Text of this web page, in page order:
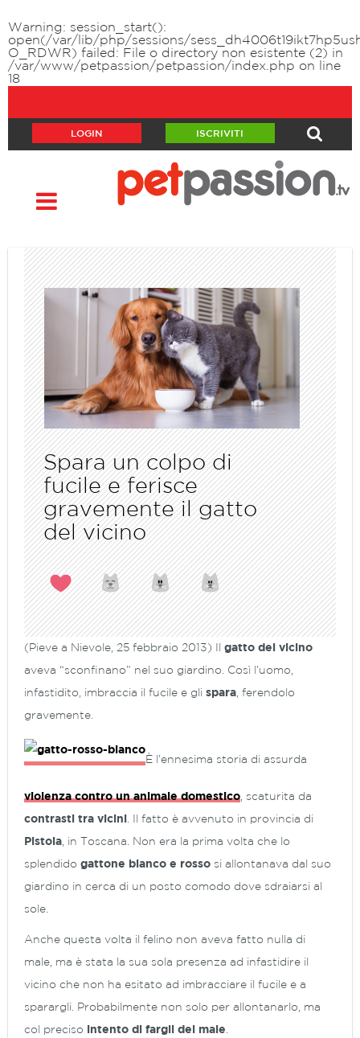
Warning : session_start():
open(/var/lib/php/sessions/
O_RDWR) failed: File o directory non esistente (2) in
/var/www/petpassion/petpassion/index.php on line
18
LOGIN ISCRIVITI
Spara un colpo di
fucile e ferisce
gravemente il gatto
del vicino
( Pieve a Nievole, 25 febbraio 2013 ) Il gatto del vicino
aveva “sconfinano” nel suo giardino. Così l’uomo,
infastidito, imbraccia il fucile e gli spara , ferendolo
gravemente.
È l’ennesima storia di assurda
violenza contro un animale domestico , scaturita da
contrasti tra vicini . Il fatto è avvenuto in provincia di
Pistoia , in Toscana. Non era la prima volta che lo
splendido gattone bianco e rosso si allontanava dal suo
giardino in cerca di un posto comodo dove sdraiarsi al
sole.
Anche questa volta il felino non aveva fatto nulla di
male, ma è stata la sua sola presenza ad infastidire il
vicino che non ha esitato ad imbracciare il fucile e a
sparargli. Probabilmente non solo per allontanarlo, ma
col preciso intento di fargli del male